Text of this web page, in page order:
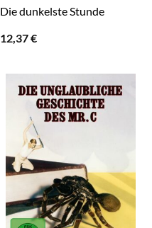
Die dunkelste Stunde
12,37€